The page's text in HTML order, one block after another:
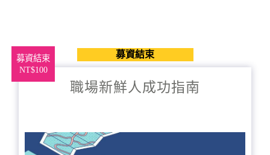
募資結束
NT$100
募資結束
職場新鮮人成功指南